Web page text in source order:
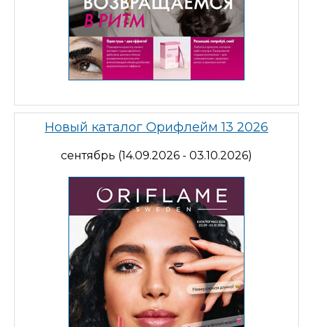
Новый каталог Орифлейм 13 2026
сентябрь (14.09.2026 - 03.10.2026)